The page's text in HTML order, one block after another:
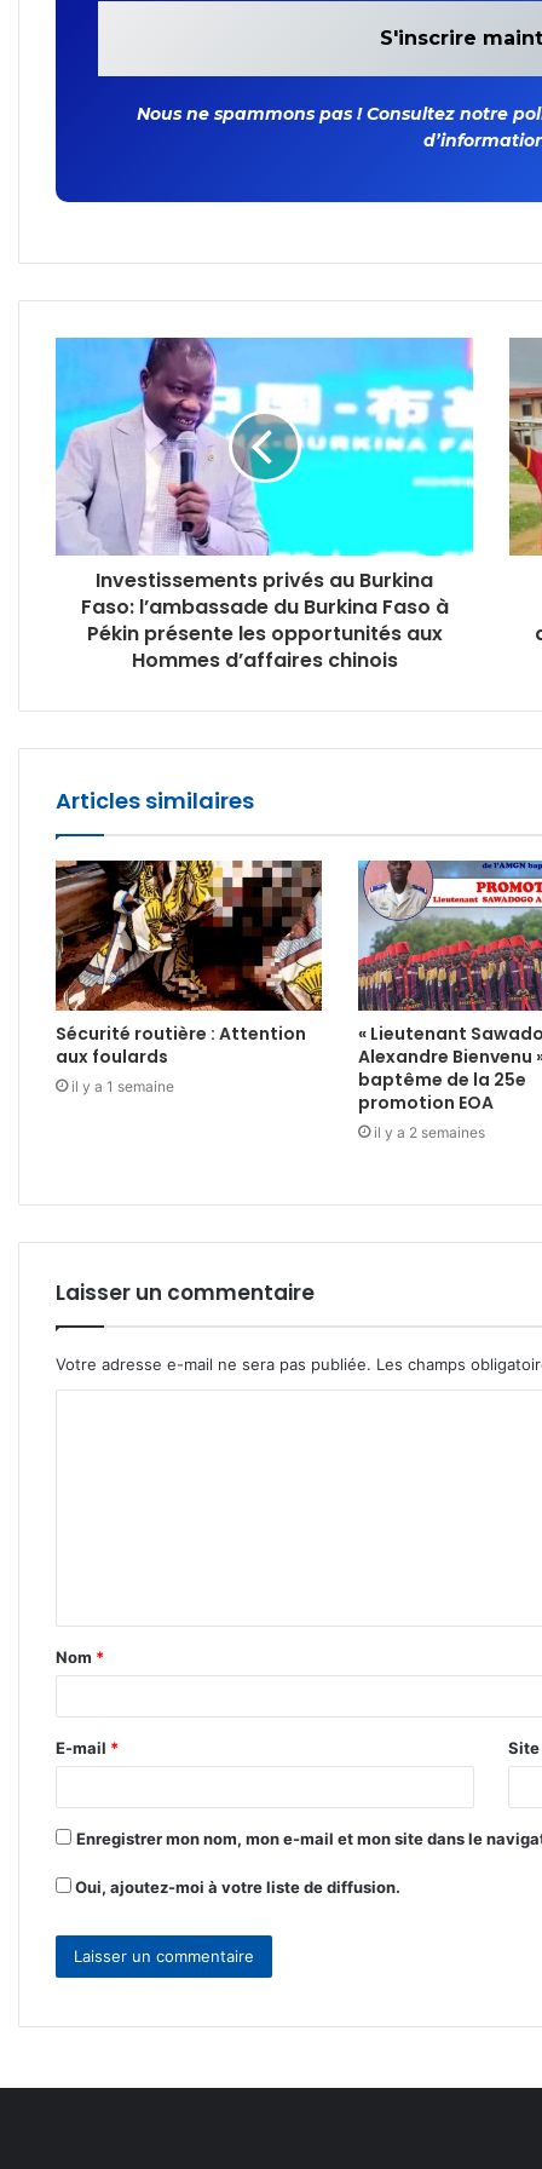
Nous ne spammons pas ! Consultez notre
Investissements privés au Burkina
Faso: l’ambassade du Burkina Faso à
Pékin présente les opportunités aux
Hommes d’affaires chinois
Articles similaires
Sécurité routière : Attention
aux foulards
il y a 1 semaine
« Lieutenant
Alexandre Bienvenu
baptême de la 25e
promotion EOA
il y a 2 semaines
Laisser un commentaire
Votre adresse e-mail ne sera pas publiée. Les champs
t
a
e
*
Nom *
E-mail *
Enregistrer mon nom, mon e-mail et mon site dans le
Oui, ajoutez-moi à votre liste de diffusion.